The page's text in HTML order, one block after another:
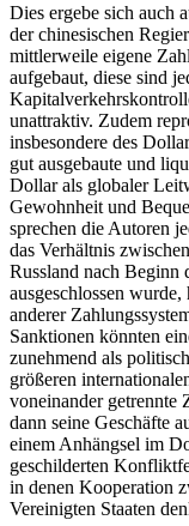
Dies ergebe sich auch
der chinesischen
mittlerweile eigene
aufgebaut, diese sind
unattraktiv. Zudem
insbesondere des
gut ausgebaute und
Dollar als globaler
Gewohnheit und
sprechen die Autoren
das Verhältnis
Russland nach Beginn
ausgeschlossen
anderer
Sanktionen könnten
zunehmend als
größeren
voneinander getrennte
dann seine Geschäfte
einem Anhängsel im
geschilderten
in denen Kooperation
Vereinigten Staaten